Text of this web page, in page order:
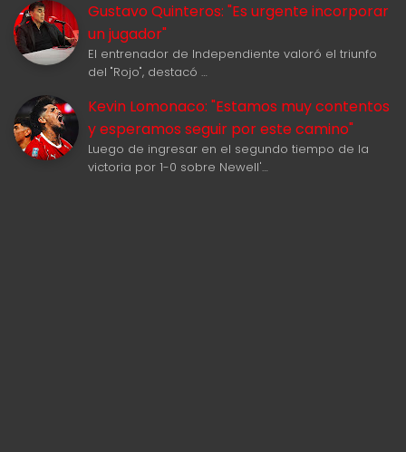
Gustavo Quinteros: "Es urgente incorporar
un jugador"
El entrenador de Independiente valoró el triunfo
del "Rojo", destacó …
Kevin Lomonaco: "Estamos muy contentos
y esperamos seguir por este camino"
Luego de ingresar en el segundo tiempo de la
victoria por 1-0 sobre Newell'…